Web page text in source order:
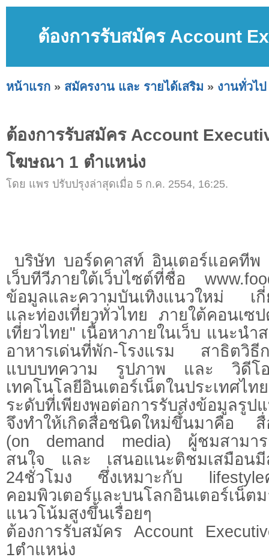
ต้องการรับสมัคร Account
หน้าแรก » สมัครงาน และ รายได้เสริม » งานทั่วไป
ต้องการรับสมัคร Account
โฆษณา 1 ตำแหน่ง
โดย แพร ปรับปรุงล่าสุดเมื่อ 5 ก.ค. 2554, 16:25.
บริษัท บอร์ดคาสท์ อินเตอร์แอคที
เว็บทีวีภายใต้เว็บไซต์ที่ชื่อ
ข้อมูลและความบันเทิงแนวใหม่ เกี่
และท่องเที่ยวทั่วไทย ภายใต้คอนเ
เที่ยวไทย" เนื้อหาภายในเว็บ แนะนำ
อาหารเด่นที่พัก-โรงแรม สาธิตวิธีก
แบบบทความ รูปภาพ และ วิดีโอ
เทคโนโลยีอินเตอร์เน็ตในประเทศไท
ระดับที่เพียงพอต่อการรับส่งข้อมูลรูป
จึงทำให้เกิดสื่อชนิดใหม่ขึ้นมาคือ สื่
(on demand media) ผู้ชมสามาร
สนใจ และ เสนอแนะติชมเสมือน
24ชั่วโมง ซึ่งเหมาะกับ lifestyle
คอมพิวเตอร์และบนโลกอินเตอร์เน็ต
แนวโน้มสูงขึ้นเรื่อยๆ
ต้องการรับสมัคร Account
1ตำแหน่ง